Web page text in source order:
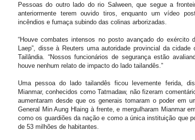
Pessoas do outro lado do rio Salween, que segue a
anteriormente terem ouvido tiros, enquanto um vídeo
incêndios e fumaça subindo das colinas arborizadas.
“Houve combates intensos no posto avançado do exército
Laep”, disse à Reuters uma autoridade provincial da
Tailândia. “Nossos funcionários de segurança estão
houve nenhum relato de impacto do lado tailandês.”
Uma pessoa do lado tailandês ficou levemente ferida,
Mianmar, conhecidos como Tatmadaw, não fizeram
aumentaram desde que os generais tomaram o poder em
General Min Aung Hlaing à frente, e mergulharam Mianmar
como os guardiões da nação e como a única instituição que
de 53 milhões de habitantes.